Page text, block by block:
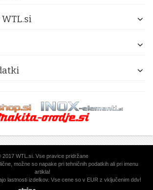
2017 WTL.si. Vse pravice pridržane
možne so napake pri tehničnih podatkih ali pri imenu
artikla!
lastnosti izdelkov. Vse cene so v EUR z vključenim ddv!